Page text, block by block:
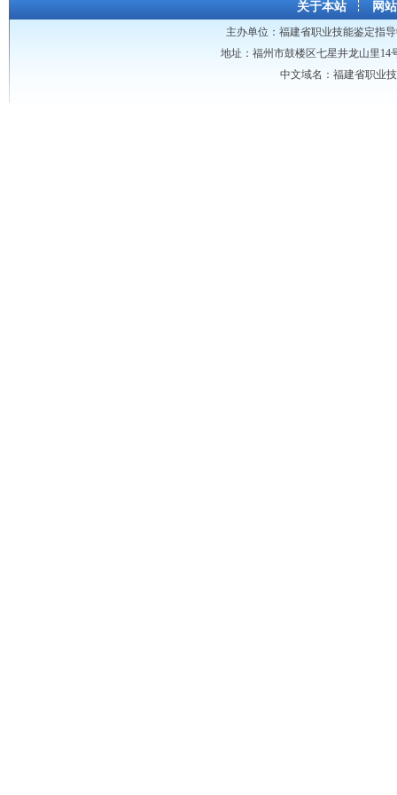
关于本站 网
主办单位： 福建省职业技能鉴定指
地址：福州市鼓楼区七星井龙山里14
中文域名：福建省职业